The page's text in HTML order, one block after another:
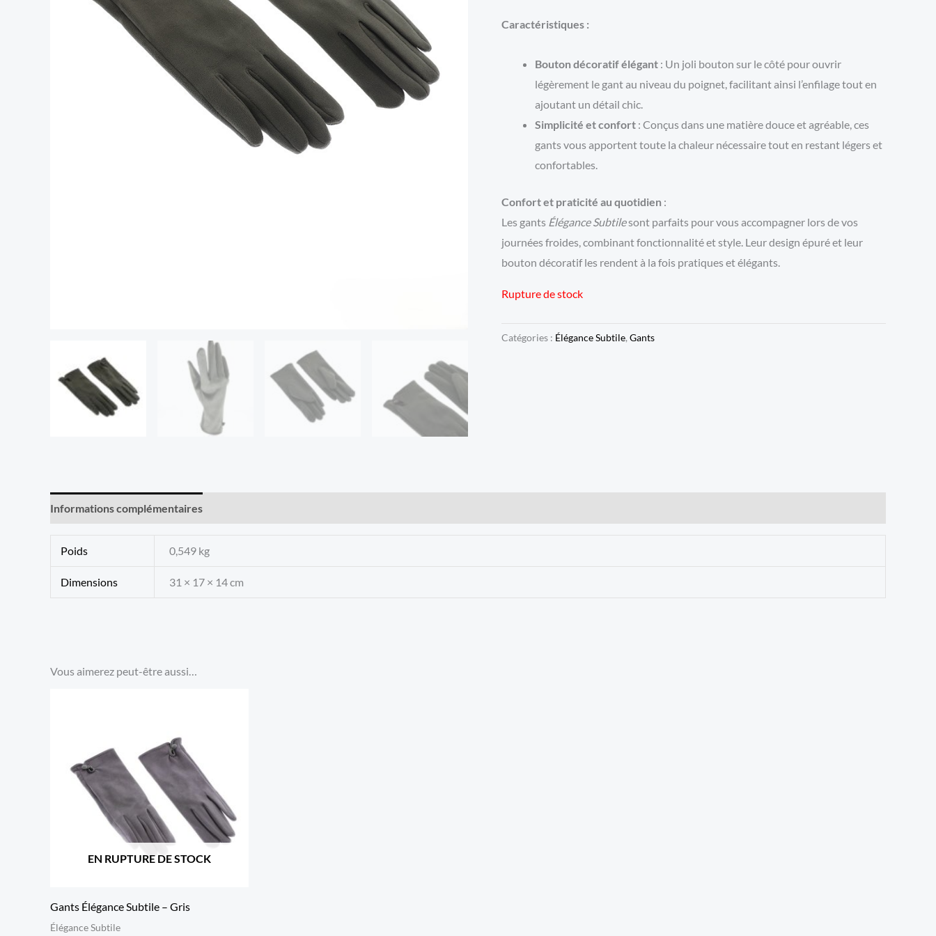
Caractéristiques :
Bouton décoratif élégant : Un joli bouton sur le côté pour ouvrir
légèrement le gant au niveau du poignet, facilitant ainsi l’enfilage tout en
ajoutant un détail chic.
Simplicité et confort : Conçus dans une matière douce et agréable, ces
gants vous apportent toute la chaleur nécessaire tout en restant légers et
confortables.
Confort et praticité au quotidien :
Les gants Élégance Subtilesont parfaits pour vous accompagner lors de vos
journées froides, combinant fonctionnalité et style. Leur design épuré et leur
bouton décoratif les rendent à la fois pratiques et élégants.
Rupture de stock
Catégories : Élégance Subtile, Gants
Informations complémentaires
Poids 0,549 kg
Dimensions 31 × 17 × 14 cm
Vous aimerez peut-être aussi…
EN RUPTURE DE STOCK
Gants Élégance Subtile – Gris
Élégance Subtile